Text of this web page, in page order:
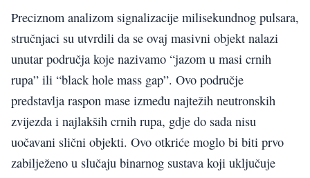
Preciznom analizom signalizacije milisekundnog pulsara,
stručnjaci su utvrdili da se ovaj masivni objekt nalazi
unutar područja koje nazivamo “jazom u masi crnih
rupa” ili “black hole mass gap”. Ovo područje
predstavlja raspon mase između najtežih neutronskih
zvijezda i najlakših crnih rupa, gdje do sada nisu
uočavani slični objekti. Ovo otkriće moglo bi biti prvo
zabilježeno u slučaju binarnog sustava koji uključuje